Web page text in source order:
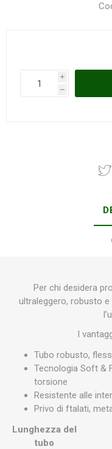
i
h
Per chi desidera
ultraleggero, robusto
I
Tubo robusto,
Tecnologia Soft &
torsione
Resistente alle
Privo di ftalati,
Lunghezza del
tubo